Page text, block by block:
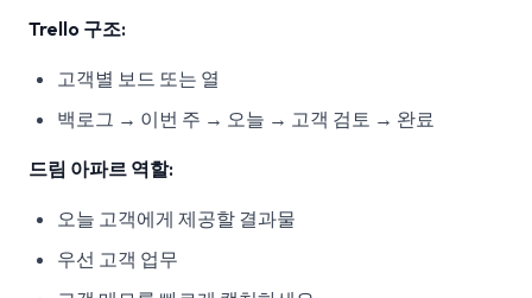
Trello 구조:
고객별 보드 또는 열
백로그 → 이번 주 → 오늘 → 고객 검토 → 완료
드림 아파르 역할:
오늘 고객에게 제공할 결과물
우선 고객 업무